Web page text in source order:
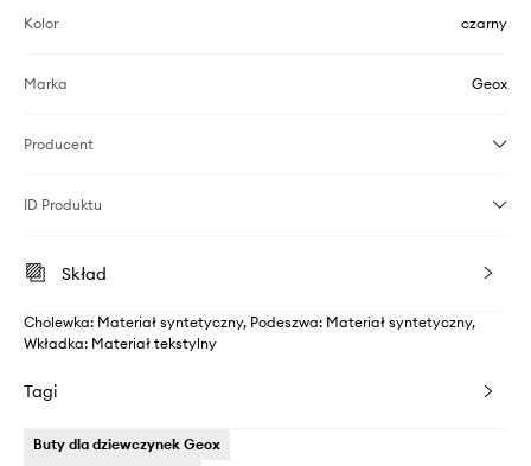
Kolor czarny
Marka Geox
Producent
ID Produktu
Skład
Cholewka: Materiał syntetyczny, Podeszwa: Materiał syntetyczny,
Wkładka: Materiał tekstylny
Tagi
Buty dla dziewczynek Geox